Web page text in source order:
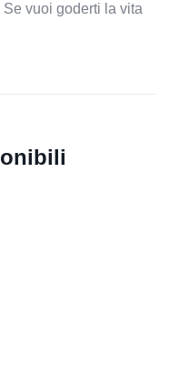
Se vuoi goderti la vita